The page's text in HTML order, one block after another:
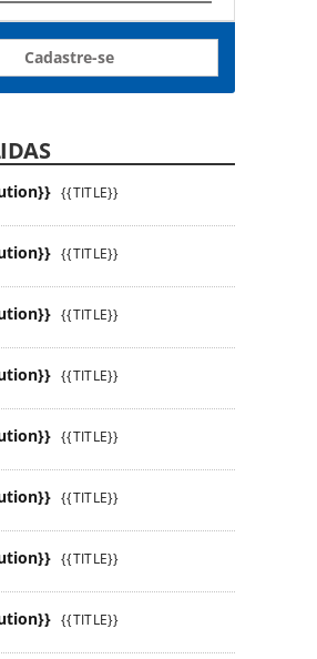
Cadastre-se
{{TITLE}}
{{TITLE}}
{{TITLE}}
{{TITLE}}
{{TITLE}}
{{TITLE}}
{{TITLE}}
{{TITLE}}